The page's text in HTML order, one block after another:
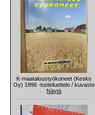
K-maataloustyökoneet (Kesko
Oy) 1996 -tuoteluettelo / kuvasto
Näytä